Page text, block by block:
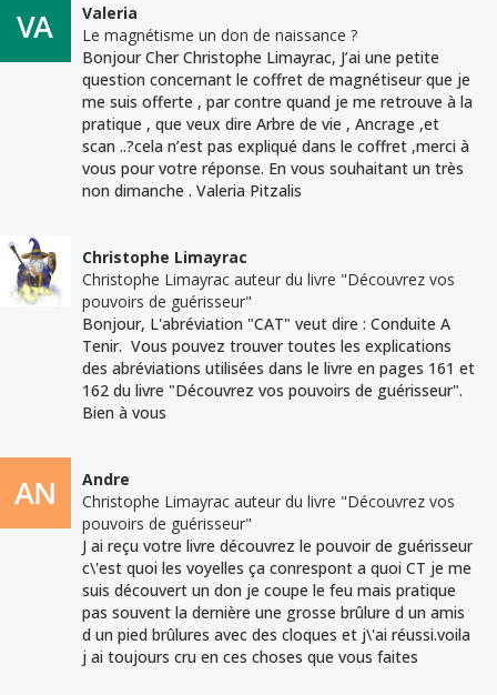
Valeria
Le magnétisme un don de naissance ?
Bonjour Cher Christophe Limayrac, J’ai une petite
question concernant le coffret de magnétiseur que je
me suis offerte , par contre quand je me retrouve à la
pratique , que veux dire Arbre de vie , Ancrage ,et
scan ..?cela n’est pas expliqué dans le coffret ,merci à
vous pour votre réponse. En vous souhaitant un très
non dimanche . Valeria Pitzalis
Christophe Limayrac
Christophe Limayrac auteur du livre "Découvrez vos
pouvoirs de guérisseur"
Bonjour, L'abréviation "CAT" veut dire : Conduite A
Tenir. Vous pouvez trouver toutes les explications
des abréviations utilisées dans le livre en pages 161 et
162 du livre "Découvrez vos pouvoirs de guérisseur".
Bien à vous
Andre
Christophe Limayrac auteur du livre "Découvrez vos
pouvoirs de guérisseur"
J ai reçu votre livre découvrez le pouvoir de guérisseur
c\'est quoi les voyelles ça conrespont a quoi CT je me
suis découvert un don je coupe le feu mais pratique
pas souvent la dernière une grosse brûlure d un amis
d un pied brûlures avec des cloques et j\'ai réussi.voila
j ai toujours cru en ces choses que vous faites